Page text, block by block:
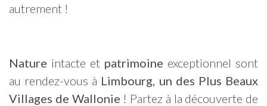
autrement !
Nature intacte et patrimoine exceptionnel sont
au rendez-vous à Limbourg, un des Plus Beaux
Villages de Wallonie ! Partez à la découverte de